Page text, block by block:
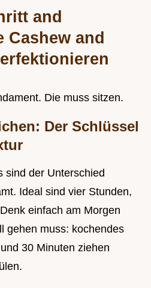
and
Cashew and
Die muss sitzen.
Der Schlüssel
sind der Unterschied
Ideal sind vier Stunden,
einfach am Morgen
gehen muss: kochendes
30 Minuten ziehen